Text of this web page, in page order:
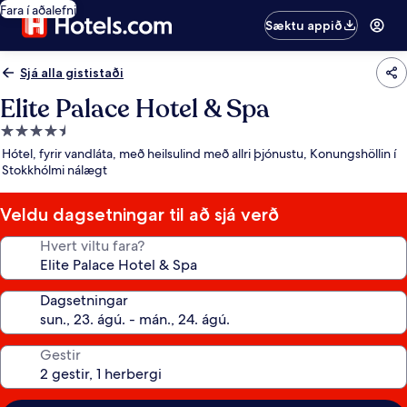
Fara í aðalefni
Sæktu appið
Sjá alla gististaði
Elite Palace Hotel & Spa
4.5
stjörnu
gististaður
Hótel, fyrir vandláta, með heilsulind með allri þjónustu, Konungshöllin í
Stokkhólmi nálægt
Veldu dagsetningar til að sjá verð
Hvert viltu fara?
Dagsetningar
Gestir